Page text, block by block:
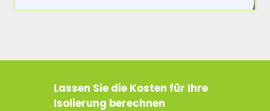
Lassen Sie die Kosten für Ihre
Isolierung berechnen